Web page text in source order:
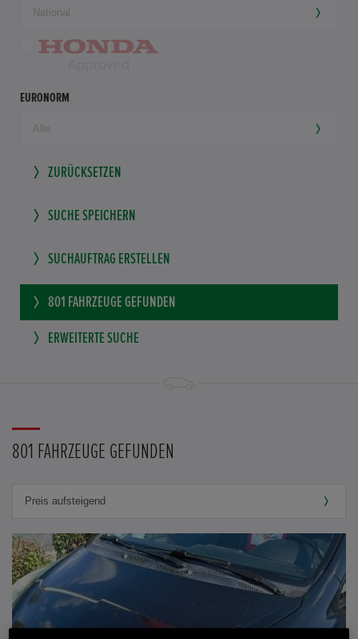
EURONORM
ZURÜCKSETZEN
SUCHE SPEICHERN
SUCHAUFTRAG ERSTELLEN
801 FAHRZEUGE GEFUNDEN
ERWEITERTE SUCHE
801 FAHRZEUGE GEFUNDEN